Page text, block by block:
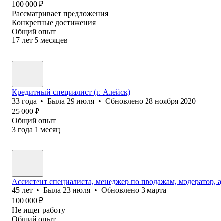
100 000 ₽
Рассматривает предложения
Конкретные достижения
Общий опыт
17 лет 5 месяцев
Кредитный специалист (г. Алейск)
33 года • Была 29 июля • Обновлено 28 ноября 2020
25 000 ₽
Общий опыт
3 года 1 месяц
Ассистент специалиста, менеджер по продажам, модератор,
45 лет • Была 23 июля • Обновлено 3 марта
100 000 ₽
Не ищет работу
Общий опыт